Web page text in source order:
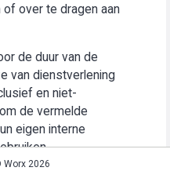
over te dragen aan
de duur van de
van dienstverlening
en niet-
de vermelde
eigen interne
Worx 2026